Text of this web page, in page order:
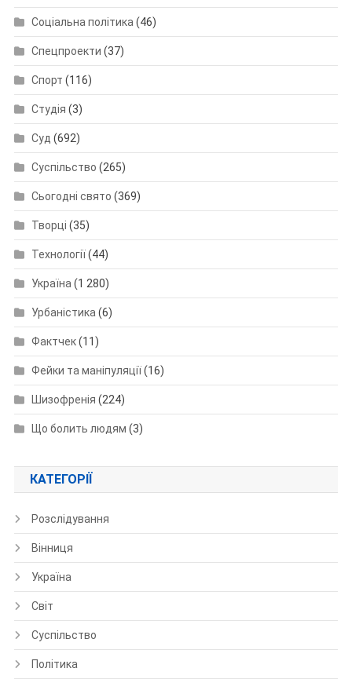
Соціальна політика (46)
Спецпроекти (37)
Спорт (116)
Студія (3)
Суд (692)
Суспільство (265)
Сьогодні свято (369)
Творці (35)
Технології(44)
Україна (1 280)
Урбаністика (6)
Фактчек(11)
Фейки та маніпуляції(16)
Шизофренія (224)
Що болить людям (3)
КАТЕГОРІЇ
Розслідування
Вінниця
Україна
Світ
Суспільство
Політика